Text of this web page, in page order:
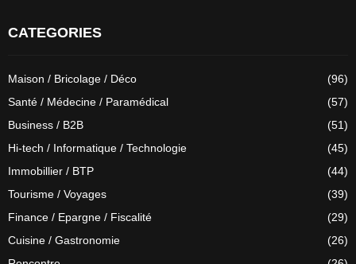
CATEGORIES
Maison / Bricolage / Déco
(96)
Santé / Médecine / Paramédical
(57)
Business / B2B
(51)
Hi-tech / Informatique / Technologie
(45)
Immobillier / BTP
(44)
Tourisme / Voyages
(39)
Finance / Epargne / Fiscalité
(29)
Cuisine / Gastronomie
(26)